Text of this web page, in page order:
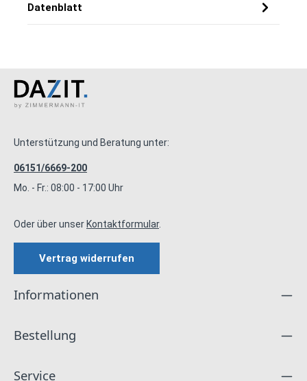
Datenblatt
Unterstützung und Beratung unter:
06151/6669-200
Mo. - Fr.: 08:00 - 17:00 Uhr
Oder über unserKontaktformular.
Vertrag widerrufen
Informationen
Bestellung
Service